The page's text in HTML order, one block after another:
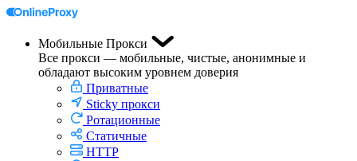
Мобильные Прокси
Все прокси — мобильные, чистые, анонимные и
обладают высоким уровнем доверия
Приватные
Sticky прокси
Ротационные
Статичные
HTTP